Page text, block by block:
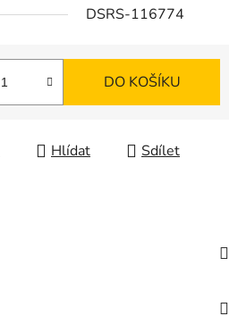
DSRS-116774
DO KOŠÍKU
Hlídat Sdílet